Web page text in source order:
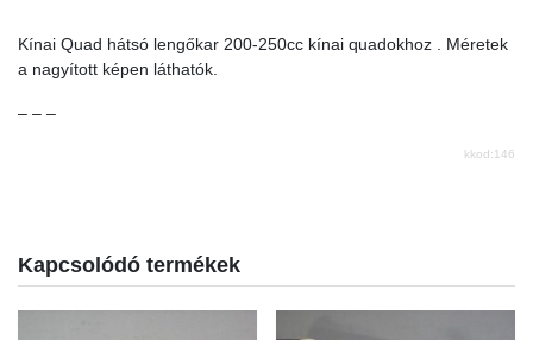
Kínai Quad hátsó lengőkar 200-250cc kínai quadokhoz . Méretek
a nagyított képen láthatók.
– – –
kkod:146
Kapcsolódó termékek